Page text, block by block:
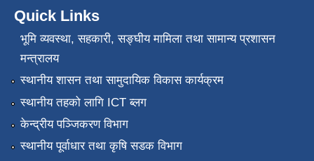
Quick Links
भूमि व्यवस्था, सहकारी, सङ्‍घीय मामिला तथा सामान्य प्रशासन
मन्त्रालय
स्थानीय शासन तथा सामुदायिक विकास कार्यक्रम
स्थानीय तहको लागि ICT ब्लग
केन्द्रीय पञ्जिकरण विभाग
स्थानीय पूर्वाधार तथा कृषि सडक विभाग